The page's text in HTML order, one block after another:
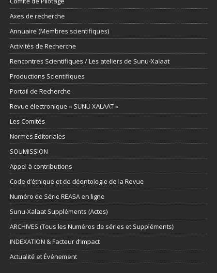
Axes de recherche
Annuaire (Membres scientifiques)
Activités de Recherche
Rencontres Scientifiques / Les ateliers de Sunu-Xalaat
Productions Scientifiques
Portail de Recherche
Revue électronique « SUNU XALAAT »
Les Comités
Normes Editoriales
SOUMISSION
Appel à contributions
Code d’éthique et de déontologie de la Revue
Numéro de Série REASA en ligne
Sunu-Xalaat Suppléments (Actes)
ARCHIVES (Tous les Numéros de séries et Suppléments)
INDEXATION & Facteur d’impact
Actualité et Événement